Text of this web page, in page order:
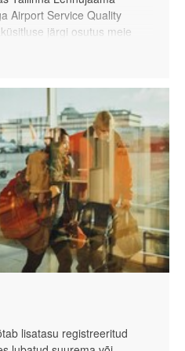
Airport Service Quality
järgi osutus meie
parimaks
lisatasu registreeritud